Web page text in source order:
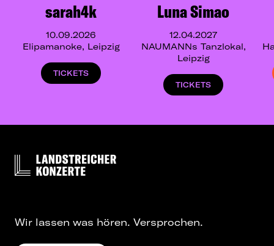
sarah4k
10.09.2026
Elipamanoke, Leipzig
TICKETS
Luna Simao
12.04.2027
NAUMANNs Tanzlokal,
Leipzig
TICKETS
Wir lassen was hören. Versprochen.